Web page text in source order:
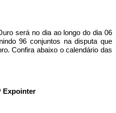
será no dia ao longo do dia 06
96 conjuntos na disputa que
Confira abaixo o calendário das
Expointer